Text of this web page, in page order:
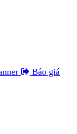
Báo giá